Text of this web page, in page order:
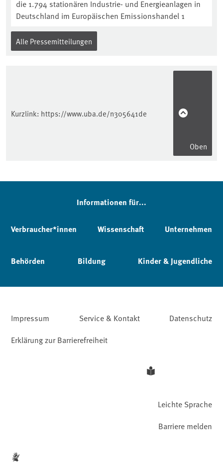
die 1.794 stationären Industrie- und Energieanlagen in
Deutschland im Europäischen Emissionshandel 1
Alle Pressemitteilungen
Kurzlink: https://www.uba.de/n305641de
Oben
Informationen für...
Verbraucher*innen Wissenschaft Unternehmen
Behörden Bildung Kinder & Jugendliche
Impressum Service & Kontakt
Datenschutz
Erklärung zur Barrierefreiheit
Leichte Sprache
Barriere melden